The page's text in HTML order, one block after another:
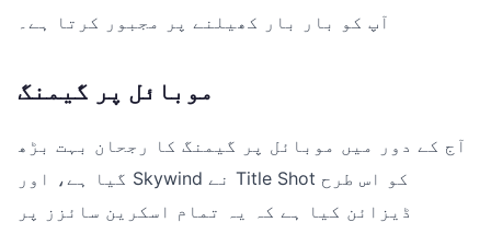
آپ کو بار بار کھیلنے پر مجبور کرتا ہے۔
موبائل پر گیمنگ
آج کے دور میں موبائل پر گیمنگ کا رجحان بہت بڑھ
گیا ہے، اور Skywind نے Title Shot کو اس طرح
ڈیزائن کیا ہے کہ یہ تمام اسکرین سائزز پر